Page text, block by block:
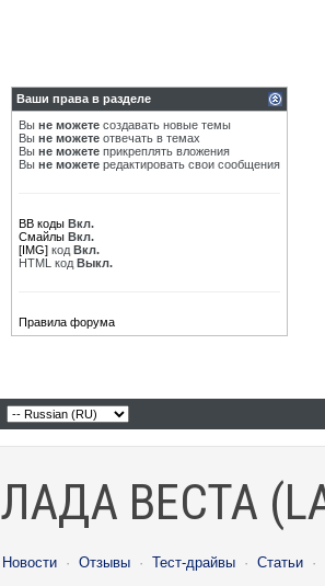
Ваши права в разделе
Вы не можете создавать новые темы
Вы не можете отвечать в темах
Вы не можете прикреплять вложения
Вы не можете редактировать свои сообщения
BB коды Вкл.
Смайлы Вкл.
[IMG] код Вкл.
HTML код Выкл.
Правила форума
ЛАДА ВЕСТА
Новости · Отзывы · Тест-драйвы · Статьи ·